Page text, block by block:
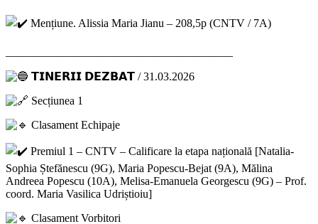
Mențiune. Alissia Maria Jianu – 208,5p (CNTV / 7A)
𝗧𝗜𝗡𝗘𝗥𝗜𝗜 𝗗𝗘𝗭𝗕𝗔𝗧 / 31.03.2026
Secțiunea 1
Clasament Echipaje
Premiul 1 – CNTV – Calificare la etapa națională [Natalia-
Sophia Ștefănescu (9G), Maria Popescu-Bejat (9A), Mălina
Andreea Popescu (10A), Melisa-Emanuela Georgescu (9G) – Prof.
coord. Maria Vasilica Udriștioiu]
Clasament Vorbitori